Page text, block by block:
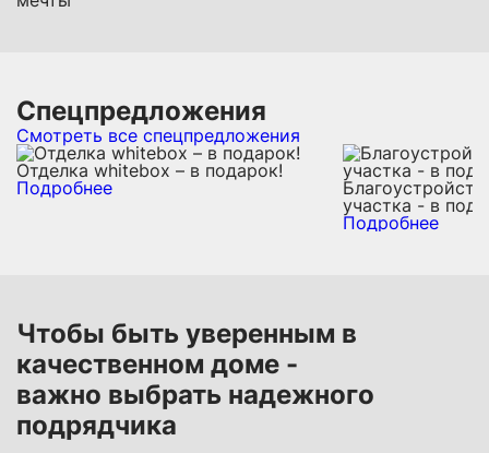
Спецпредложения
Смотреть все спецпредложения
Отделка whitebox – в подарок!
Подробнее
участка - в
Подробнее
Чтобы быть уверенным в
качественном доме -
важно выбрать надежного
подрядчика